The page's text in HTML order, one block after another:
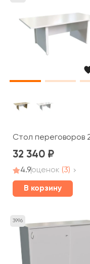
Стол переговоров
32 340
4.9оценок (3)
В корзину
3996